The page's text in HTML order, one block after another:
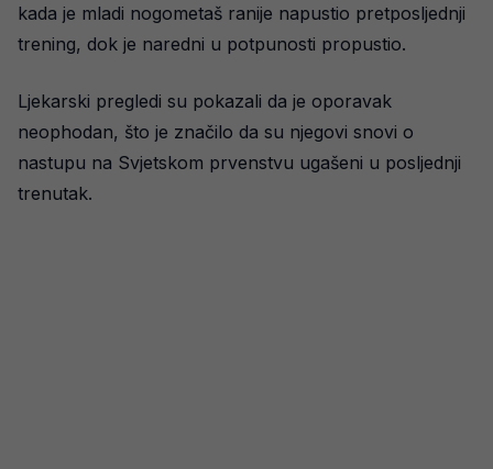
kada je mladi nogometaš ranije napustio pretposljednji
trening, dok je naredni u potpunosti propustio.
Ljekarski pregledi su pokazali da je oporavak
neophodan, što je značilo da su njegovi snovi o
nastupu na Svjetskom prvenstvu ugašeni u posljednji
trenutak.